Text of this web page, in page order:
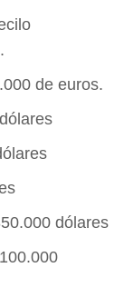
de euros.
dólares